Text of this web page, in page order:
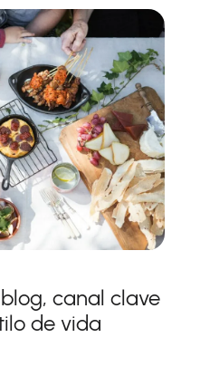
canal clave
de vida